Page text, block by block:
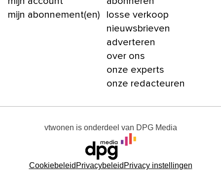
mijn abonnement(en)
losse verkoop
nieuwsbrieven
adverteren
over ons
onze experts
onze redacteuren
vtwonen is onderdeel van DPG Media
Cookiebeleid Privacybeleid Privacy instellingen